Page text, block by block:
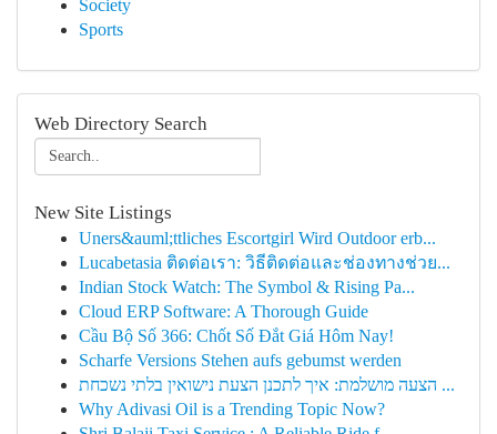
Society
Sports
Web Directory Search
New Site Listings
Uners&auml;ttliches Escortgirl Wird Outdoor erb...
Lucabetasia ติดต่อเรา: วิธีติดต่อและช่องทางช่วย...
Indian Stock Watch: The Symbol & Rising Pa...
Cloud ERP Software: A Thorough Guide
Cầu Bộ Số 366: Chốt Số Đắt Giá Hôm Nay!
Scharfe Versions Stehen aufs gebumst werden
הצעה מושלמת: איך לתכנן הצעת נישואין בלתי נשכחת ...
Why Adivasi Oil is a Trending Topic Now?